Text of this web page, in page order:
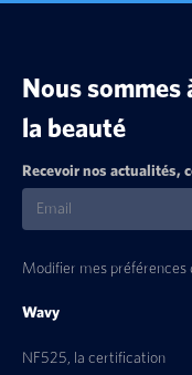
Nous
la beauté
Recevoir nos actualités,
Modifier mes préférences
Wavy
NF525, la certification